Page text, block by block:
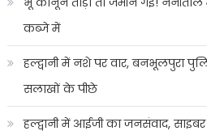
कब्जे में
हल्द्वानी में नशे पर वार, बनभूलपुरा
सलाखों के पीछे
हल्द्वानी में आईजी का जनसंवाद,